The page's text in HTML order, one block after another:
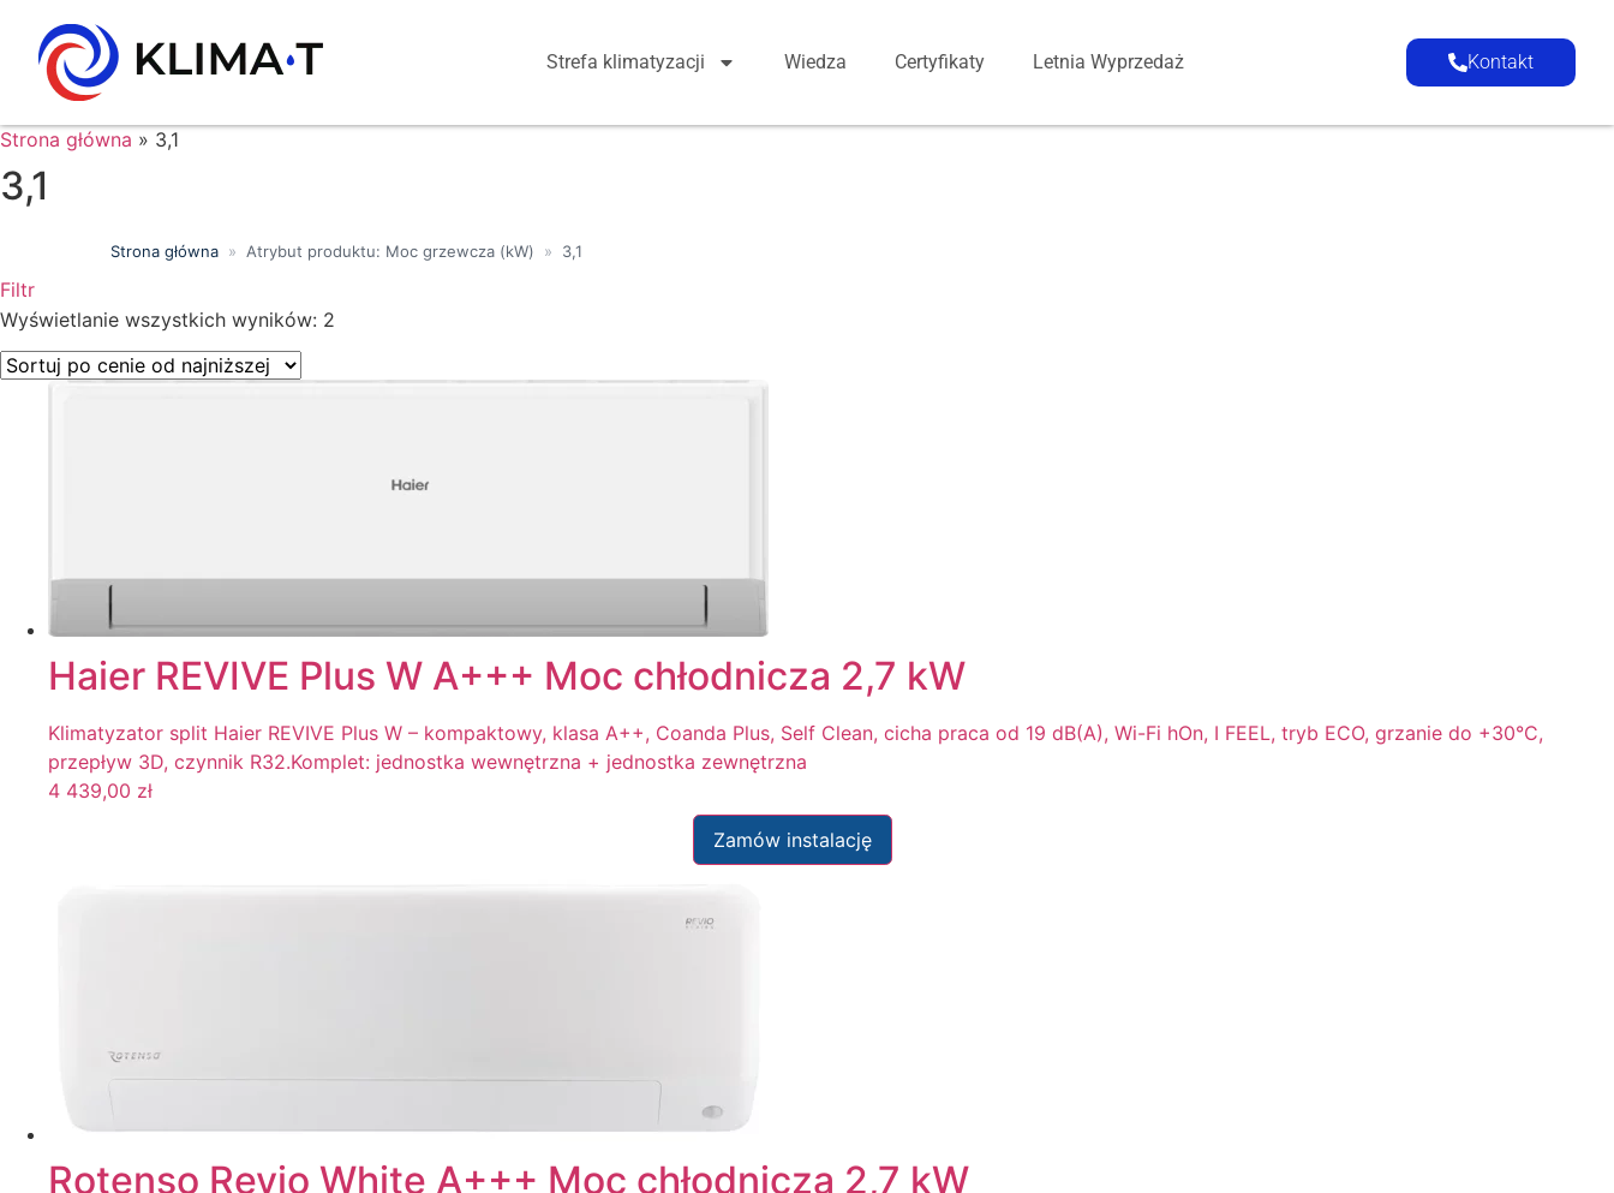
Strefa klimatyzacji Wiedza Certyfikaty Letnia Wyprzedaż Kontakt
Strona główna » 3,1
3,1
Strona główna » Atrybut produktu: Moc grzewcza (kW) » 3,1
Filtr
Price filter
Wyszukiwanie tekstowe
Kategorie produktów
Wyświetlanie wszystkich wyników: 2
Haier REVIVE Plus W A+++ Moc chłodnicza 2,7 kW
Klimatyzator split Haier REVIVE Plus W – kompaktowy, klasa A++, Coanda Plus, Self Clean, cicha praca od 19 dB(A), Wi-Fi hOn, I FEEL, tryb ECO, grzanie do +30°C,
przepływ 3D, czynnik R32.Komplet: jednostka wewnętrzna + jednostka zewnętrzna
4 439,00 zł
Zamów instalację
Rotenso Revio White A+++ Moc chłodnicza 2,7 kW